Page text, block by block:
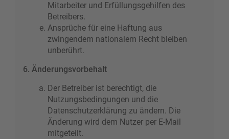
Mitarbeiter und Erfüllungsgehilfen des
Betreibers.
Ansprüche für eine Haftung aus
zwingendem nationalem Recht bleiben
unberührt.
6. Änderungsvorbehalt
Der Betreiber ist berechtigt, die
Nutzungsbedingungen und die
Datenschutzerklärung zu ändern. Die
Änderung wird dem Nutzer per E-Mail
mitgeteilt.